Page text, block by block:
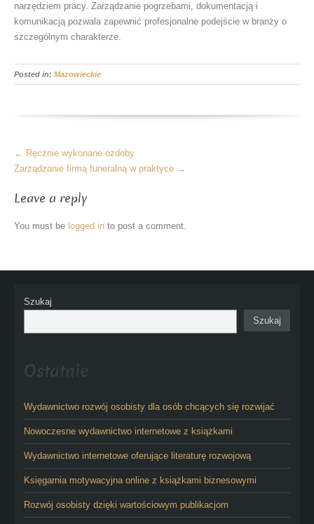
narzędziem pracy. Zarządzanie pogrzebami, dokumentacją i
komunikacją pozwala zapewnić profesjonalne podejście w branży o
szczególnym charakterze.
Posted in: Mazowieckie
More
Articles
← Ręcznie wykonane ozdoby
Zarządzanie firmą funeralną w praktyce →
Leave a reply
You must be logged in to post a comment.
Szukaj
Szukaj
Ostatnie
Wydawnictwo rozwój osobisty dla osób chcących się rozwijać
Nowoczesne wydawnictwo internetowe z książkami
Wydawnictwo internetowe oferujące literaturę rozwojową
Księgarnia motywacyjna online z książkami biznesowymi
Rozwój osobisty dzięki wartościowym publikacjom